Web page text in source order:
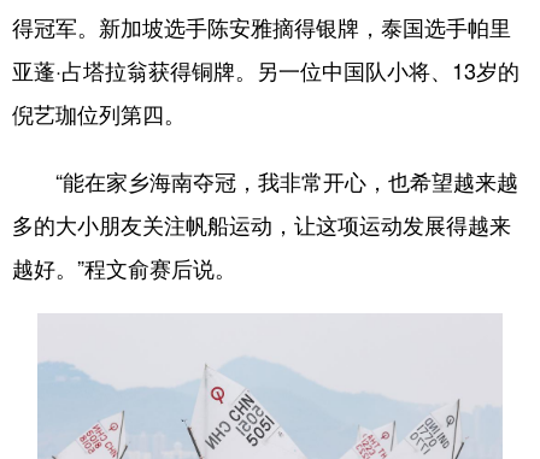
得冠军。新加坡选手陈安雅摘得银牌，泰国选手帕里
亚蓬·占塔拉翁获得铜牌。另一位中国队小将、13岁的
倪艺珈位列第四。
“能在家乡海南夺冠，我非常开心，也希望越来越
多的大小朋友关注帆船运动，让这项运动发展得越来
越好。”程文俞赛后说。